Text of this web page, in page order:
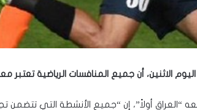
الاثنين، أن جميع المنافسات الرياضية
“العراق أولاً”، إن “جميع الأنشطة التي